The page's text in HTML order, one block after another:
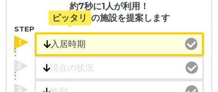
約7秒に1人が利用！
ピッタリ の施設を提案します
STEP
1
2
3